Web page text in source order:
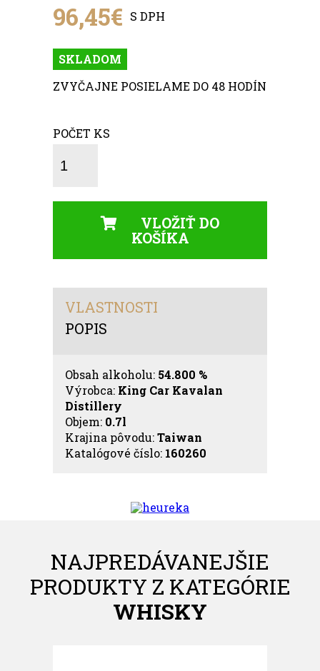
96,45€ S DPH
SKLADOM
ZVYČAJNE POSIELAME DO 48 HODÍN
POČET KS
VLOŽIŤ DO
KOŠÍKA
VLASTNOSTI
POPIS
Obsah alkoholu: 54.800 %
Výrobca: King Car Kavalan
Distillery
Objem: 0.7l
Krajina pôvodu:Taiwan
Katalógové číslo: 160260
NAJPREDÁVANEJŠIE
PRODUKTY Z KATEGÓRIE
WHISKY